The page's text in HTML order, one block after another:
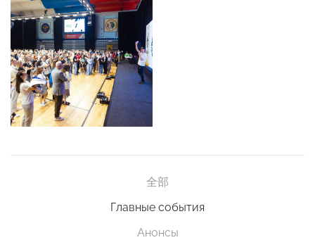
全部
Главные события
Анонсы